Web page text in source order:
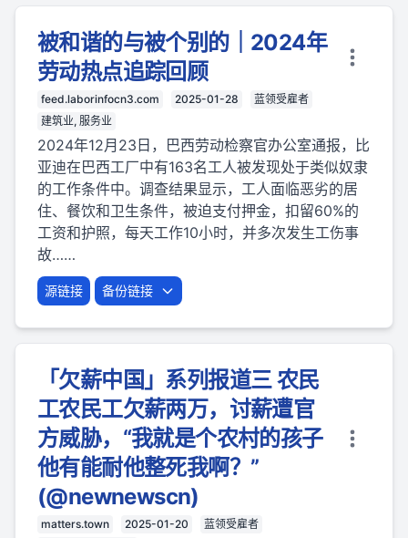
被和谐的与被个别的｜2024年
劳动热点追踪回顾
feed.laborinfocn3.com 2025-01-28
蓝领受雇者
建筑业, 服务业
2024年12月23日，巴西劳动检察官办公室通报，比
亚迪在巴西工厂中有163名工人被发现处于类似奴隶
的工作条件中。调查结果显示，工人面临恶劣的居
住、餐饮和卫生条件，被迫支付押金，扣留60%的
工资和护照，每天工作10小时，并多次发生工伤事
故……
源链接 备份链接
「欠薪中国」系列报道三 农民
工农民工欠薪两万，讨薪遭官
方威胁，“我就是个农村的孩子
他有能耐他整死我啊？”
(@newnewscn)
matters.town 2025-01-20 蓝领受雇者